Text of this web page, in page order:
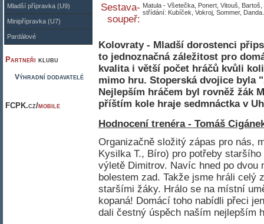
Mladší přípravka (U9)
Minipřípravka (U7)
Pardálové
Partneři klubu
Výhradní dodavatelé
FCPK.cz/mobile
Sestava-
soupeř:
Matula - Všetečka, Ponert, Vitouš,
střídání: Kubíček, Vokroj, Sommer,
Kolovraty - Mladší dorostenci
to jednoznačná záležitost pro
kvalita i větší počet hráčů kvůli
mimo hru. Stoperská dvojice byla
Nejlepším hráčem byl rovněž žák
příštím kole hraje sedmnáctka v
Hodnocení trenéra - Tomáš
Organizačně složitý zápas pro nás,
Kysilka T., Bíro) pro potřeby
výletě Dimitrov. Navíc hned po dvou
bolestem zad. Takže jsme hráli
staršími žáky. Hrálo se na místní
kopaná! Domácí toho nabídli přeci
dali čestný úspěch naším nejlepším